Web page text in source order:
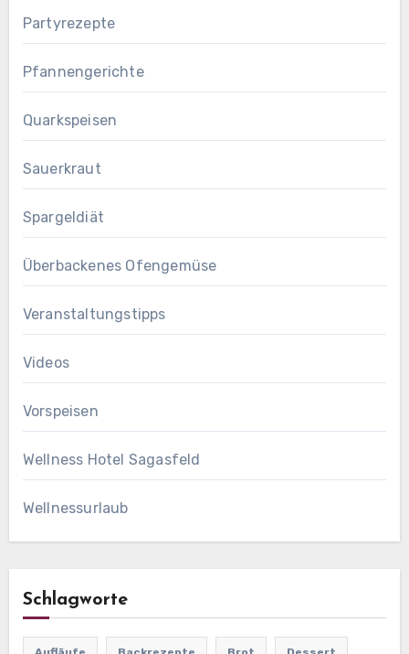
Partyrezepte
Pfannengerichte
Quarkspeisen
Sauerkraut
Spargeldiät
Überbackenes Ofengemüse
Veranstaltungstipps
Videos
Vorspeisen
Wellness Hotel Sagasfeld
Wellnessurlaub
Schlagworte